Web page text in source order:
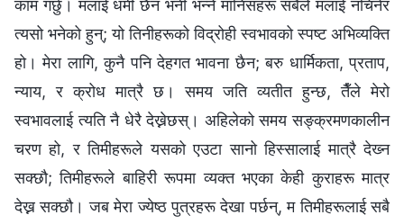
काम गर्छु। मलाई धर्मी छैन भनी भन्‍ने मानिसहरू सबैले मलाई नचिनेर
त्यसो भनेको हुन्; यो तिनीहरूको विद्रोही स्वभावको स्पष्ट अभिव्यक्ति
हो। मेरा लागि, कुनै पनि देहगत भावना छैन; बरु धार्मिकता, प्रताप,
न्याय, र क्रोध मात्रै छ। समय जति व्यतीत हुन्छ, तैँले मेरो
स्वभावलाई त्यति नै धेरै देख्नेछस्। अहिलेको समय सङ्क्रमणकालीन
चरण हो, र तिमीहरूले यसको एउटा सानो हिस्सालाई मात्रै देख्‍न
सक्छौ; तिमीहरूले बाहिरी रूपमा व्यक्त भएका केही कुराहरू मात्र
देख्न सक्छौ। जब मेरा ज्येष्ठ पुत्रहरू देखा पर्छन्, म तिमीहरूलाई सबै